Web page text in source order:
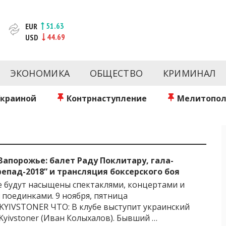
и сайт новостей города Запорожья. Каждый
области за день. Информация и персоны Запорожья.
о событиях города Запорожья и области.
EUR
51.63
USD
44.69
ЭКОНОМИКА ОБЩЕСТВО КРИМИНАЛ
Контрнаступление
балет Раду Поклитару, гала-
2018” и трансляция боксерского боя
насыщены спектаклями, концертами и
9 ноября, пятница
ЧТО: В клубе выступит украинский
(Иван Колыхалов). Бывший …